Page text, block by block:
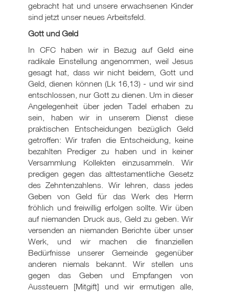
gebracht hat und unsere erwachsenen Kinder
sind jetzt unser neues Arbeitsfeld.
Gott und Geld
In CFC haben wir in Bezug auf Geld eine
radikale Einstellung angenommen, weil Jesus
gesagt hat, dass wir nicht beidem, Gott und
Geld, dienen können (Lk 16,13) - und wir sind
entschlossen, nur Gott zu dienen. Um in dieser
Angelegenheit über jeden Tadel erhaben zu
sein, haben wir in unserem Dienst diese
praktischen Entscheidungen bezüglich Geld
getroffen: Wir trafen die Entscheidung, keine
bezahlten Prediger zu haben und in keiner
Versammlung Kollekten einzusammeln. Wir
predigen gegen das alttestamentliche Gesetz
des Zehntenzahlens. Wir lehren, dass jedes
Geben von Geld für das Werk des Herrn
fröhlich und freiwillig erfolgen sollte. Wir üben
auf niemanden Druck aus, Geld zu geben. Wir
versenden an niemanden Berichte über unser
Werk, und wir machen die finanziellen
Bedürfnisse unserer Gemeinde gegenüber
anderen niemals bekannt. Wir stellen uns
gegen das Geben und Empfangen von
Aussteuern [Mitgift] und wir ermutigen alle,